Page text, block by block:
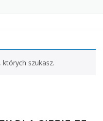
szukasz.